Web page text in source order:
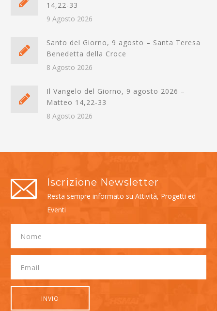
14,22-33
9 Agosto 2026
Santo del Giorno, 9 agosto – Santa Teresa
Benedetta della Croce
8 Agosto 2026
Il Vangelo del Giorno, 9 agosto 2026 –
Matteo 14,22-33
8 Agosto 2026
Iscrizione Newsletter
Resta sempre informato su Attività, Progetti ed
Eventi